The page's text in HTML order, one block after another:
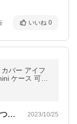
いいね 0
バー アイフ
ース 可愛
イント利用
カメラは完全防備じゃないから気をつけてね 2023/10/25